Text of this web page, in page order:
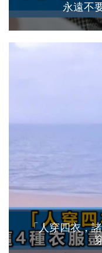
永遠不
「人穿四衣，